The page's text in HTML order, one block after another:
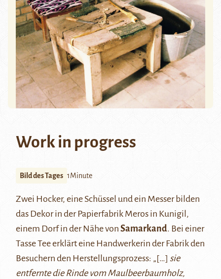
Work in progress
Bild des Tages 1Minute
Zwei Hocker, eine Schüssel und ein Messer bilden
das Dekor in der Papierfabrik Meros in Kunigil,
einem Dorf in der Nähe von Samarkand. Bei einer
Tasse Tee erklärt eine Handwerkerin der Fabrik den
Besuchern den Herstellungsprozess: „[…] sie
entfernte die Rinde vom Maulbeerbaumholz,